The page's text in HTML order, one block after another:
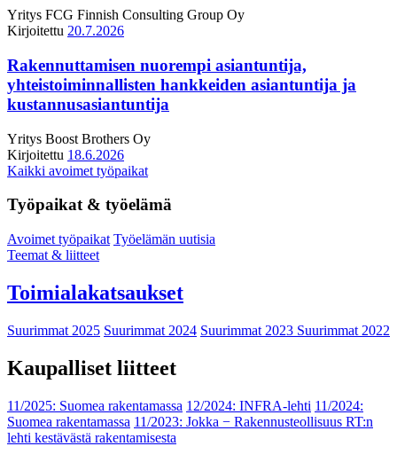
Yritys FCG Finnish Consulting Group Oy
Kirjoitettu 20.7.2026
Rakennuttamisen nuorempi asiantuntija,
yhteistoiminnallisten hankkeiden asiantuntija ja
kustannusasiantuntija
Yritys Boost Brothers Oy
Kirjoitettu 18.6.2026
Kaikki avoimet työpaikat
Työpaikat & työelämä
Avoimet työpaikat Työelämän uutisia
Teemat & liitteet
Toimialakatsaukset
Suurimmat 2025 Suurimmat 2024 Suurimmat 2023 Suurimmat 2022
Kaupalliset liitteet
11/2025: Suomea rakentamassa 12/2024: INFRA-lehti 11/2024:
Suomea rakentamassa 11/2023: Jokka − Rakennusteollisuus RT:n
lehti kestävästä rakentamisesta